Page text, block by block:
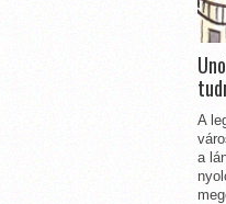
A
a